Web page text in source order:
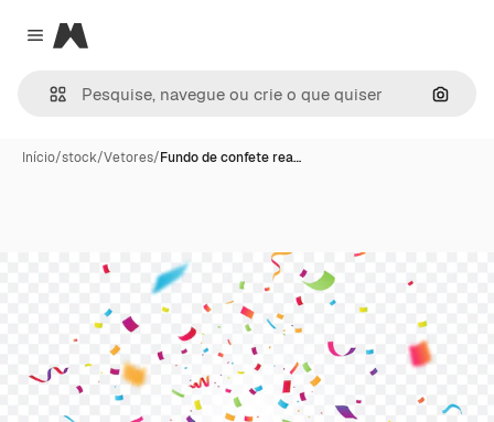
Close menu
Magnific
Início/stock/Vetores/Fundo de confete rea…